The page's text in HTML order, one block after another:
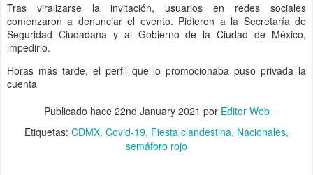
Tras viralizarse la invitación, usuarios en redes sociales
comenzaron a denunciar el evento. Pidieron a la Secretaría de
Seguridad Ciudadana y al Gobierno de la Ciudad de México,
impedirlo.
Horas más tarde, el perfil que lo promocionaba puso privada la
cuenta
Publicado hace 22nd January 2021 por Editor Web
Etiquetas: CDMX Covid-19 Fiesta clandestina Nacionales
semáforo rojo